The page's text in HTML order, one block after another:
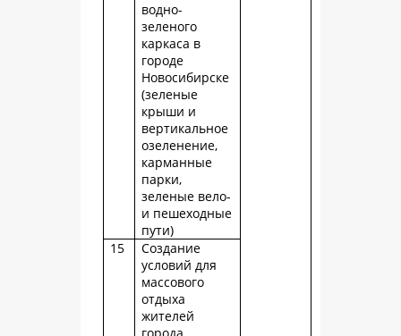
водно-
зеленого
каркаса в
городе
Новосибирске
(зеленые
крыши и
вертикальное
озеленение,
карманные
парки,
зеленые вело-
и пешеходные
пути)
15
Создание
условий для
массового
отдыха
жителей